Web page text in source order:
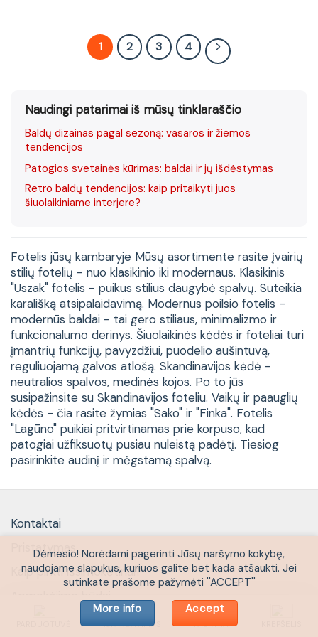
1 2 3 4
Naudingi patarimai iš mūsų tinklaraščio
Baldų dizainas pagal sezoną: vasaros ir žiemos
tendencijos
Patogios svetainės kūrimas: baldai ir jų išdėstymas
Retro baldų tendencijos: kaip pritaikyti juos
šiuolaikiniame interjere?
Fotelis jūsų kambaryje Mūsų asortimente rasite įvairių
stilių fotelių - nuo klasikinio iki modernaus. Klasikinis
"Uszak" fotelis - puikus stilius daugybė spalvų. Suteikia
karališką atsipalaidavimą. Modernus poilsio fotelis -
modernūs baldai - tai gero stiliaus, minimalizmo ir
funkcionalumo derinys. Šiuolaikinės kėdės ir foteliai turi
įmantrių funkcijų, pavyzdžiui, puodelio aušintuvą,
reguliuojamą galvos atlošą. Skandinavijos kėdė -
neutralios spalvos, medinės kojos. Po to jūs
susipažinsite su Skandinavijos foteliu. Vaikų ir paauglių
kėdės - čia rasite žymias "Sako" ir "Finka". Fotelis
"Lagūno" puikiai pritvirtinamas prie korpuso, kad
patogiai užfiksuotų pusiau nuleistą padėtį. Tiesiog
pasirinkite audinį ir mėgstamą spalvą.
Kontaktai
Pristatymas
Kaip pirkti išsimokėtinai?
Paslaugų tiekimo sąlygos
IŠPARDAVIMAS PASKYRA
Dėmesio! Norėdami pagerinti Jūsų naršymo kokybę,
naudojame slapukus, kuriuos galite bet kada atšaukti. Jei
sutinkate prašome pažymėti ''ACCEPT''
More info
Accept